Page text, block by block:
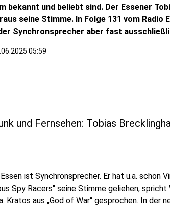
bekannt und beliebt sind. Der Essener
seine Stimme. In Folge 131 vom Radio
Synchronsprecher aber fast
05:59
und Fernsehen: Tobias
ist Synchronsprecher. Er hat u.a. schon
Spy Racers" seine Stimme geliehen,
Kratos aus „God of War“ gesprochen. In der